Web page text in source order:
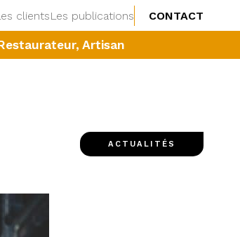
clientsLes publications CONTACT
Artisan
ACTUALITÉS